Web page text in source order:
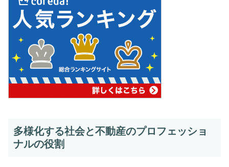
多様化する社会と不動産のプロフェッショ
ナルの役割